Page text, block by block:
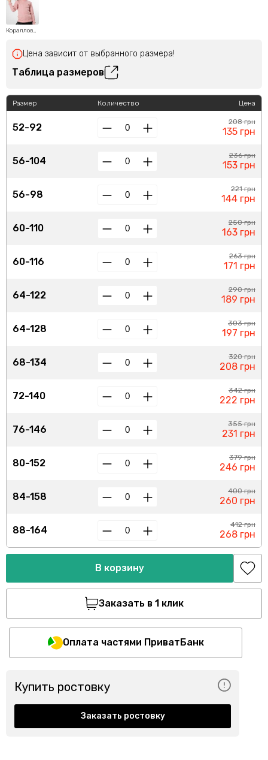
Коралловый
Цена зависит от выбранного размера!
Таблица размеров
Размер
52-92
56-104
56-98
60-110
60-116
64-122
64-128
68-134
72-140
76-146
80-152
84-158
88-164
Количество Цена
208 грн
135 грн
236 грн
153 грн
221 грн
144 грн
250 грн
163 грн
263 грн
171 грн
290 грн
189 грн
303 грн
197 грн
320 грн
208 грн
342 грн
222 грн
355 грн
231 грн
379 грн
246 грн
400 грн
260 грн
412 грн
268 грн
В корзину
Заказать в 1 клик
Оплата частями ПриватБанк
Купить ростовку
Заказать ростовку